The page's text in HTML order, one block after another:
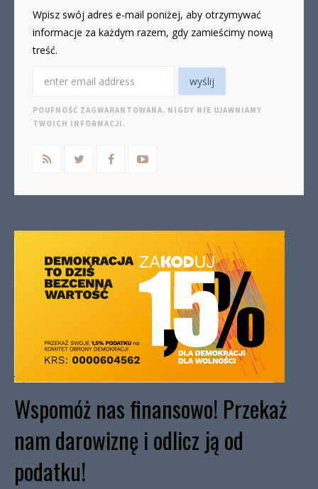
Wpisz swój adres e-mail poniżej, aby otrzymywać
informacje za każdym razem, gdy zamieścimy nową
treść.
POUFNOŚĆ ZAGWARANTOWANA. NIGDY NIE UJAWNIAMY
TWOICH INFORMACJI.
Wspomóż nas finansowo! Przekaż
nam darowiznę i odlicz ją od
podatku!